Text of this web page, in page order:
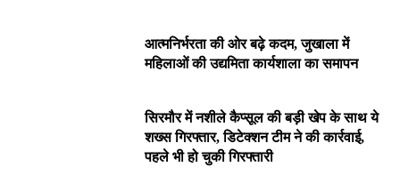
आत्मनिर्भरता की ओर बढ़े कदम, जुखाला में
महिलाओं की उद्यमिता कार्यशाला का समापन
सिरमौर में नशीले कैप्सूल की बड़ी खेप के साथ ये
शख्स गिरफ्तार, डिटेक्शन टीम ने की कार्रवाई,
पहले भी हो चुकी गिरफ्तारी